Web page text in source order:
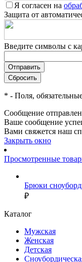
Я согласен на
Защита от
Введите символы с
* - Поля,
Сообщение
Ваше сообщение
Вами свяжется наш
Закрыть окно
Просмотренные
Брюки
₽
Каталог
Мужская
Женская
Детская